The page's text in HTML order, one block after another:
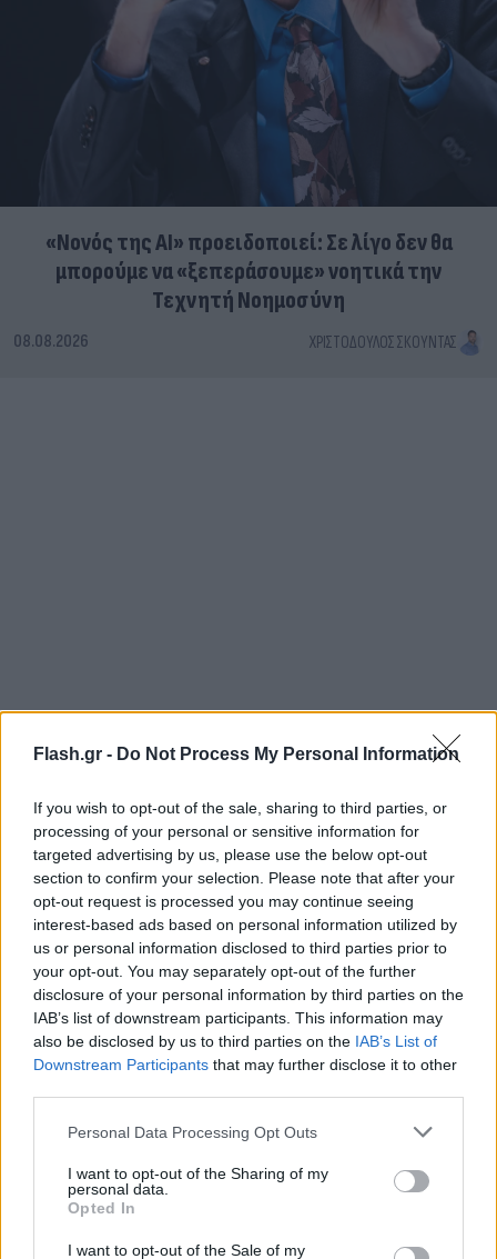
Flash.gr - Do Not Process My Personal Information
If you wish to opt-out of the sale, sharing to third parties, or
processing of your personal or sensitive information for
targeted advertising by us, please use the below opt-out
section to confirm your selection. Please note that after your
opt-out request is processed you may continue seeing
interest-based ads based on personal information utilized by
us or personal information disclosed to third parties prior to
your opt-out. You may separately opt-out of the further
disclosure of your personal information by third parties on the
IAB’s list of downstream participants. This information may
also be disclosed by us to third parties on the IAB’s List of
Downstream Participants that may further disclose it to other
Please note that this website/app uses one or more Google
not limited to your visit or usage behaviour. You may click to
grant or deny consent to Google and its third-party tags to
use your data for below specified purposes in below Google
consent section.
Personal Data Processing Opt Outs
I want to opt-out of the Sharing of my
personal data.
Opted In
I want to opt-out of the Sale of my
«Νονός της AI» προειδοποιεί: Σε λίγο δεν θα
μπορούμε να «ξεπεράσουμε» νοητικά την
Τεχνητή Νοημοσύνη
08.08.2026 ΧΡΙΣΤΌΔΟΥΛΟΣ ΣΚΟΎΝΤΑΣ
FLASH FOCUS